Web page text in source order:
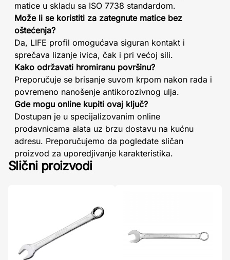
matice u skladu sa ISO 7738 standardom.
Može li se koristiti za zategnute matice bez
oštećenja?
Da, LIFE profil omogućava siguran kontakt i
sprečava lizanje ivica, čak i pri većoj sili.
Kako održavati hromiranu površinu?
Preporučuje se brisanje suvom krpom nakon rada i
povremeno nanošenje antikorozivnog ulja.
Gde mogu online kupiti ovaj ključ?
Dostupan je u specijalizovanim online
prodavnicama alata uz brzu dostavu na kućnu
adresu. Preporučujemo da pogledate sličan
proizvod za uporedjivanje karakteristika.
Slični proizvodi